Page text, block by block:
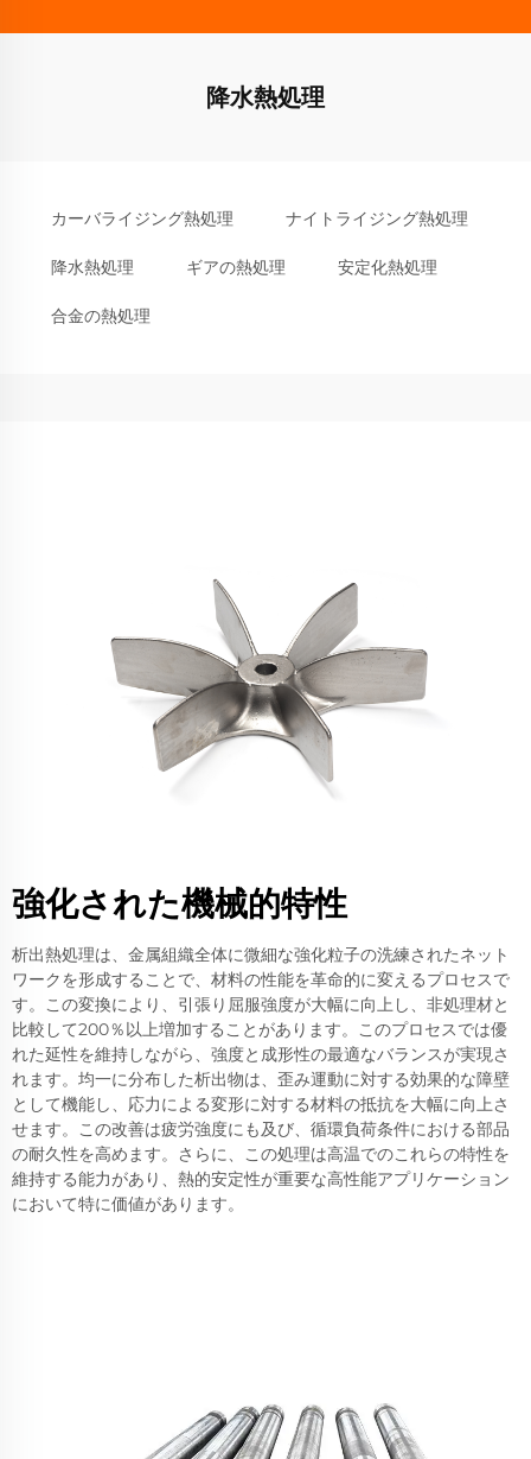
降水熱処理
カーバライジング熱処理 ナイトライジング熱処理
降水熱処理 ギアの熱処理 安定化熱処理
合金の熱処理
強化された機械的特性
析出熱処理は、金属組織全体に微細な強化粒子の洗練されたネット
ワークを形成することで、材料の性能を革命的に変えるプロセスで
す。この変換により、引張り屈服強度が大幅に向上し、非処理材と
比較して200％以上増加することがあります。このプロセスでは優
れた延性を維持しながら、強度と成形性の最適なバランスが実現さ
れます。均一に分布した析出物は、歪み運動に対する効果的な障壁
として機能し、応力による変形に対する材料の抵抗を大幅に向上さ
せます。この改善は疲労強度にも及び、循環負荷条件における部品
の耐久性を高めます。さらに、この処理は高温でのこれらの特性を
維持する能力があり、熱的安定性が重要な高性能アプリケーション
において特に価値があります。